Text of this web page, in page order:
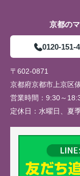
京都の
0120-151-
〒602-0871
京都府京都市上京区
営業時間： 9:30～
定休日： 水曜日、夏